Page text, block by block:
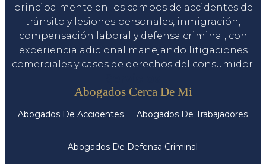
principalmente en los campos de accidentes de
tránsito y lesiones personales, inmigración,
compensación laboral y defensa criminal, con
experiencia adicional manejando litigaciones
comerciales y casos de derechos del consumidor.
Abogados Cerca De Mi
Abogados De Accidentes Abogados De Trabajadores
Abogados De Defensa Criminal